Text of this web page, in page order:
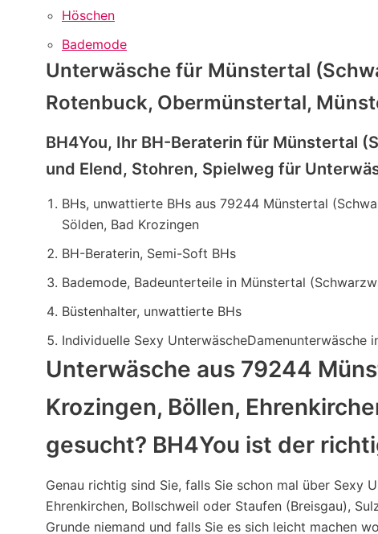
Höschen
Bademode
Unterwäsche für Münstertal
Rotenbuck, Obermünstertal,
BH4You, Ihr BH-Beraterin für Münstertal
und Elend, Stohren, Spielweg für
BHs, unwattierte BHs aus 79244 Münstertal
Sölden, Bad Krozingen
BH-Beraterin, Semi-Soft BHs
Bademode, Badeunterteile in Münstertal
Büstenhalter, unwattierte BHs
Individuelle Sexy UnterwäscheDamenunterwäsche
Unterwäsche aus 79244
Krozingen, Böllen,
gesucht? BH4You ist der
Genau richtig sind Sie, falls Sie schon mal über Sexy
Ehrenkirchen, Bollschweil oder Staufen (Breisgau),
Grunde niemand und falls Sie es sich leicht machen